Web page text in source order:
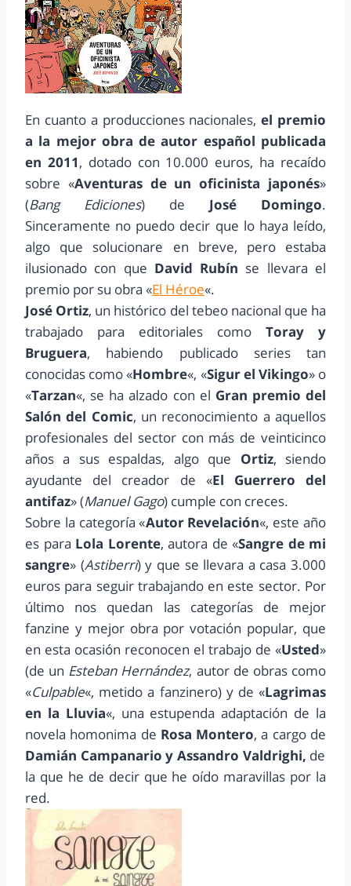
En cuanto a producciones nacionales,el premio
a la mejor obra de autor español publicada
en 2011, dotado con 10.000 euros, ha recaído
sobre «Aventuras de un oficinista japonés»
(Bang Ediciones) de José Domingo.
Sinceramente no puedo decir que lo haya leído,
algo que solucionare en breve, pero estaba
ilusionado con que David Rubín se llevara el
premio por su obra «El Héroe«.
José Ortiz, un histórico del tebeo nacional que ha
trabajado para editoriales como Toray y
Bruguera, habiendo publicado series tan
conocidas como «Hombre«, «Sigur el Vikingo» o
«Tarzan«, se ha alzado con el Gran premio del
Salón del Comic, un reconocimiento a aquellos
profesionales del sector con más de veinticinco
años a sus espaldas, algo que Ortiz, siendo
ayudante del creador de «El Guerrero del
antifaz» (Manuel Gago) cumple con creces.
Sobre la categoría «Autor Revelación«, este año
es para Lola Lorente, autora de «Sangre de mi
sangre» (Astiberri) y que se llevara a casa 3.000
euros para seguir trabajando en este sector. Por
último nos quedan las categorías de mejor
fanzine y mejor obra por votación popular, que
en esta ocasión reconocen el trabajo de «Usted»
(de un Esteban Hernández, autor de obras como
«Culpable«, metido a fanzinero) y de «Lagrimas
en la Lluvia«, una estupenda adaptación de la
novela homonima de Rosa Montero, a cargo de
Damián Campanario y Assandro Valdrighi, de
la que he de decir que he oído maravillas por la
red.